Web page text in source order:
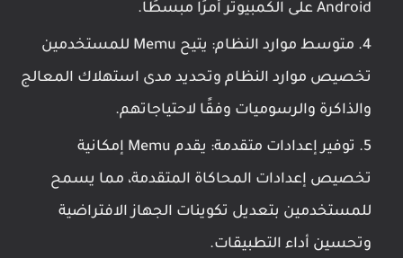
Android على الكمبيوتر أمرًا مبسطًا.
متوسط موارد النظام: يتيح Memu للمستخدمين
تخصيص موارد النظام وتحديد مدى استهلاك المعالج
والذاكرة والرسوميات وفقًا لاحتياجاتهم.
توفير إعدادات متقدمة: يقدم Memu إمكانية
تخصيص إعدادات المحاكاة المتقدمة، مما يسمح
للمستخدمين بتعديل تكوينات الجهاز الافتراضية
وتحسين أداء التطبيقات.